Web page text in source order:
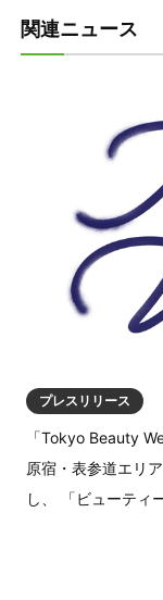
関連ニュース
プレスリリース
「Tokyo Beauty
原宿・表参道エリ
し、 「ビューティ